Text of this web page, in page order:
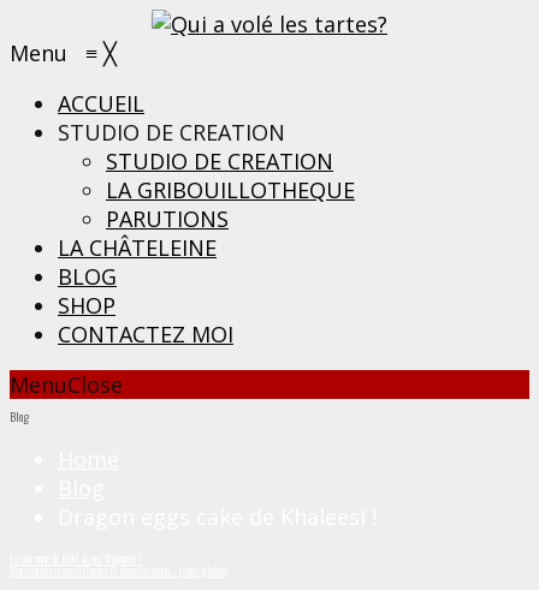
Menu ≡ ╳
ACCUEIL
STUDIO DE CREATION
STUDIO DE CREATION
LA GRIBOUILLOTHEQUE
PARUTIONS
LA CHÂTELEINE
BLOG
SHOP
CONTACTEZ MOI
MenuClose
Blog